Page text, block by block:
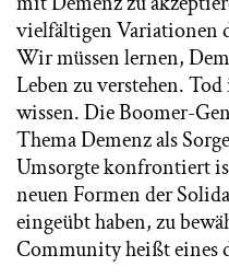
vielfältigen Variationen
Wir müssen lernen,
Leben zu verstehen.
wissen. Die Boomer-
Thema Demenz als
Umsorgte konfrontiert
neuen Formen der
eingeübt haben, zu
Community heißt eines